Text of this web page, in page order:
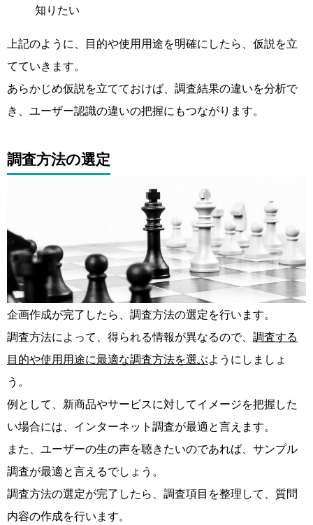
知りたい
上記のように、目的や使用用途を明確にしたら、仮説を立
てていきます。
あらかじめ仮説を立てておけば、調査結果の違いを分析で
き、ユーザー認識の違いの把握にもつながります。
調査方法の選定
企画作成が完了したら、調査方法の選定を行います。
調査方法によって、得られる情報が異なるので、 調査する
目的や使用用途に最適な調査方法を選ぶようにしましょ
う。
例として、新商品やサービスに対してイメージを把握した
い場合には、インターネット調査が最適と言えます。
また、ユーザーの生の声を聴きたいのであれば、サンプル
調査が最適と言えるでしょう。
調査方法の選定が完了したら、調査項目を整理して、質問
内容の作成を行います。